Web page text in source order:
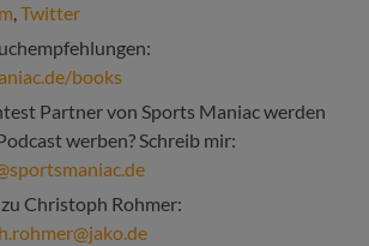
,Twitter
books
Partner von Sports Maniac werden
werben? Schreib mir:
Christoph Rohmer: